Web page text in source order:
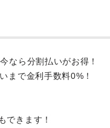
なら分割払いがお得！
まで金利手数料0%！
できます！